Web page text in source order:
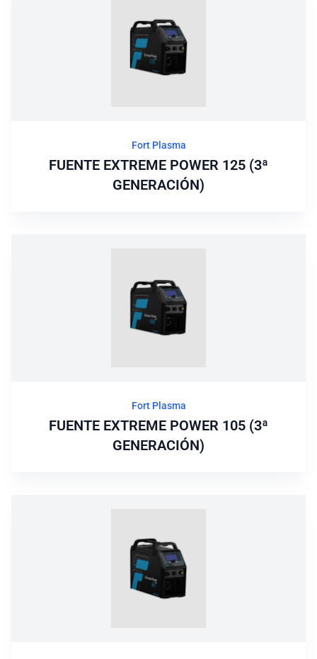
Fort Plasma
FUENTE EXTREME POWER 125 (3ª
GENERACIÓN)
Fort Plasma
FUENTE EXTREME POWER 105 (3ª
GENERACIÓN)